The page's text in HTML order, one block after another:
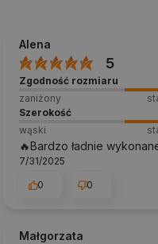
Alena
5
Zgodność rozmiaru
zaniżony
Szerokość
wąski
🔥Bardzo ładnie
7/31/2025
0
0
Małgorzata